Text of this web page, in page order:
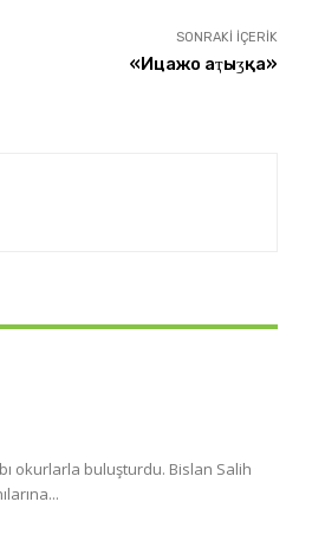
SONRAKI İÇERIK
«Ицәажәо аҭыӡқәа»
okurlarla buluşturdu. Bislan Salih